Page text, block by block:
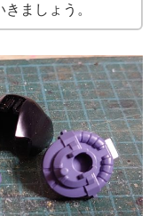
ましょう。